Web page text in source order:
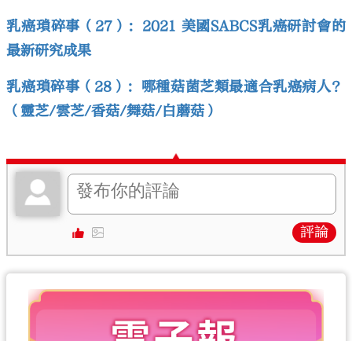
乳癌瑣碎事（27）：2021 美國SABCS乳癌研討會的
最新研究成果
乳癌瑣碎事（28）：哪種菇菌芝類最適合乳癌病人？
（靈芝/雲芝/香菇/舞菇/白蘑菇）
評論